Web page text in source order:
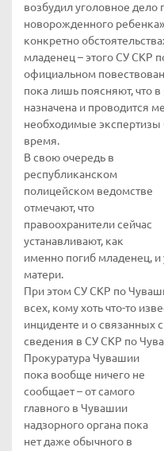
возбудил уголовное дело
новорожденного
конкретно
младенец – этого СУ СКР
официальном
пока лишь поясняют, что
назначена и проводится
необходимые
время.
В свою очередь в
республиканском
полицейском ведомстве
отмечают, что
правоохранители сейчас
устанавливают, как
именно погиб младенец, и
матери.
При этом СУ СКР по
всех, кому хоть что-то
инциденте и о связанных
сведения в СУ СКР по
Прокуратура Чувашии
пока вообще ничего не
сообщает – от самого
главного в Чувашии
надзорного органа пока
нет даже обычного в